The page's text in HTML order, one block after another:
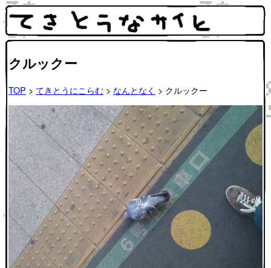
クルックー
TOP > てきとうにこらむ > なんとなく > クルックー